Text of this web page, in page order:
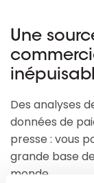
Une
Des analyses
données de
presse : vous
grande base
monde.